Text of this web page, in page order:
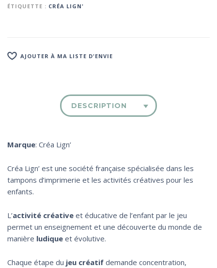
ÉTIQUETTE : CRÉA LIGN'
AJOUTER À MA LISTE D'ENVIE
DESCRIPTION
Marque: Créa Lign’
Créa Lign’ est une société française spécialisée dans les
tampons d’imprimerie et les activités créatives pour les
enfants.
L’activité créative et éducative de l’enfant par le jeu
permet un enseignement et une découverte du monde de
manière ludique et évolutive.
Chaque étape du jeu créatif demande concentration,